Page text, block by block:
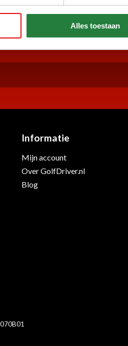
Alles toestaan
scherpe aanbiedingen!
Informatie
Mijn account
Over GolfDriver.nl
Blog